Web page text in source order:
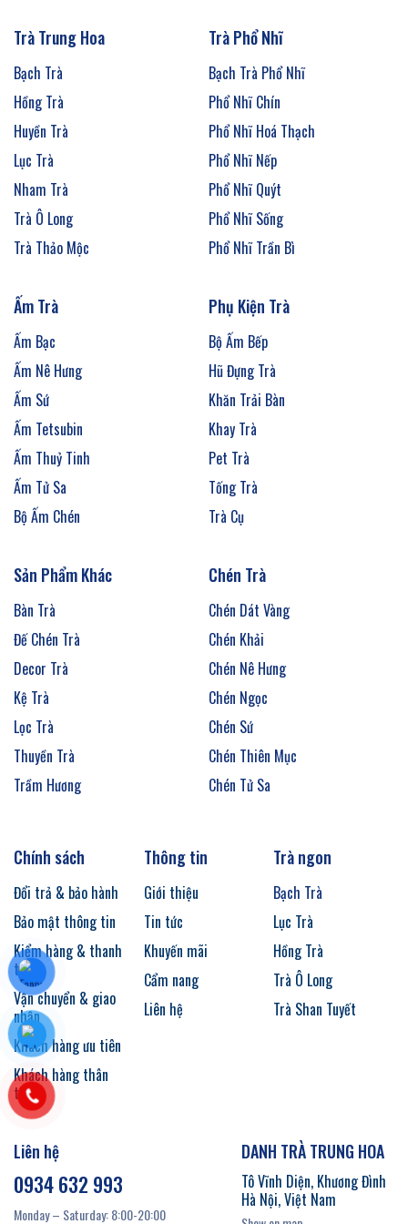
Trà Trung Hoa
Bạch Trà
Hồng Trà
Huyền Trà
Lục Trà
Nham Trà
Trà Ô Long
Trà Thảo Mộc
Trà Phổ Nhĩ
Bạch Trà Phổ Nhĩ
Phổ Nhĩ Chín
Phổ Nhĩ Hoá Thạch
Phổ Nhĩ Nếp
Phổ Nhĩ Quýt
Phổ Nhĩ Sống
Phổ Nhĩ Trần Bì
Ấm Trà
Ấm Bạc
Ấm Nê Hưng
Ấm Sứ
Ấm Tetsubin
Ấm Thuỷ Tinh
Ấm Tử Sa
Bộ Ấm Chén
Phụ Kiện Trà
Bộ Ấm Bếp
Hũ Đựng Trà
Khăn Trải Bàn
Khay Trà
Pet Trà
Tống Trà
Trà Cụ
Sản Phẩm Khác
Bàn Trà
Đế Chén Trà
Decor Trà
Kệ Trà
Lọc Trà
Thuyền Trà
Trầm Hương
Chén Trà
Chén Dát Vàng
Chén Khải
Chén Nê Hưng
Chén Ngọc
Chén Sứ
Chén Thiên Mục
Chén Tử Sa
Chính sách
Đổi trả & bảo hành
Bảo mật thông tin
Kiểm hàng & thanh
toán
Vận chuyển & giao
nhận
Khách hàng ưu tiên
Khách hàng thân
thiết
Thông tin
Giới thiệu
Tin tức
Khuyến mãi
Cẩm nang
Liên hệ
Trà ngon
Bạch Trà
Lục Trà
Hồng Trà
Trà Ô Long
Trà Shan Tuyết
Liên hệ
0934 632 993
Monday – Saturday: 8:00-20:00
DANH TRÀ TRUNG HOA
Tô Vĩnh Diện, Khương Đình
Hà Nội, Việt Nam